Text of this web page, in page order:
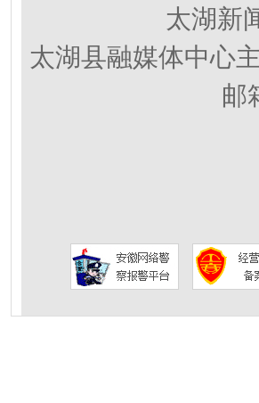
太湖新
太湖县融媒体中心
邮